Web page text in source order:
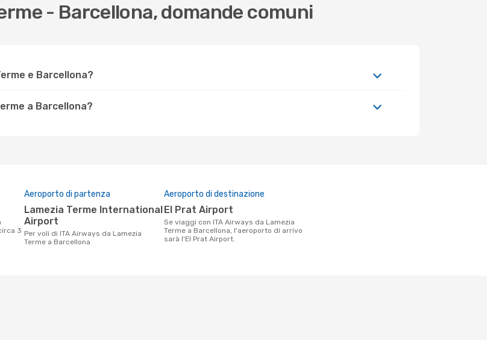
- Barcellona, domande comuni
e Barcellona?
a Barcellona?
3
Aeroporto di partenza
Lamezia Terme International
Airport
Per voli di ITA Airways da Lamezia
Terme a Barcellona
Aeroporto di destinazione
El Prat Airport
Se viaggi con ITA Airways da Lamezia
Terme a Barcellona, l'aeroporto di arrivo
sarà l'El Prat Airport.